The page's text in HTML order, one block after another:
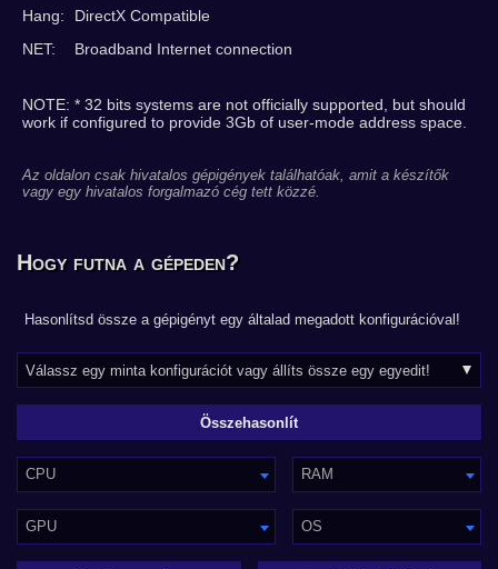
Hang:
DirectX Compatible
NET:
Broadband Internet connection
NOTE: * 32 bits systems are not officially supported, but should
work if configured to provide 3Gb of user-mode address space.
Az oldalon csak hivatalos gépigények találhatóak, amit a készítők
vagy egy hivatalos forgalmazó cég tett közzé.
Hogy futna a gépeden?
Hasonlítsd össze a gépigényt egy általad megadott konfigurációval!
CPU RAM
GPU OS